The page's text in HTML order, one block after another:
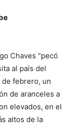
Chaves “pecó
al país del
de febrero, un
de aranceles a
elevados, en el
altos de la